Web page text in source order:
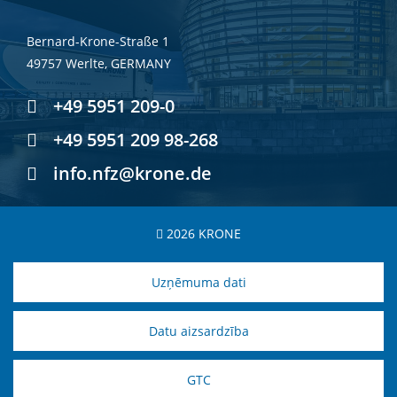
Bernard-Krone-Straße 1
49757 Werlte, GERMANY
+49 5951 209-0
+49 5951 209 98-268
info.nfz@krone.de
2026 KRONE
Uzņēmuma dati
Datu aizsardzība
GTC